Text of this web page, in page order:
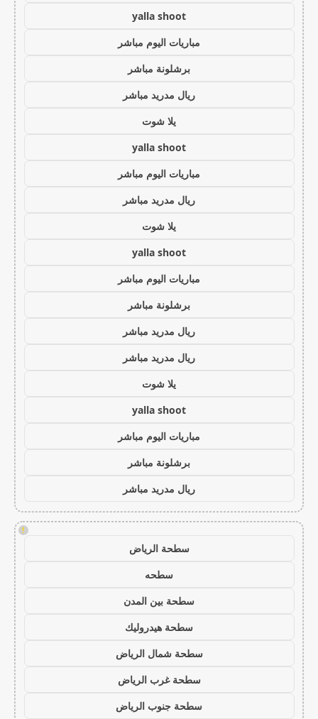
yalla shoot
مباريات اليوم مباشر
برشلونة مباشر
ريال مدريد مباشر
يلا شوت
yalla shoot
مباريات اليوم مباشر
ريال مدريد مباشر
يلا شوت
yalla shoot
مباريات اليوم مباشر
برشلونة مباشر
ريال مدريد مباشر
ريال مدريد مباشر
يلا شوت
yalla shoot
مباريات اليوم مباشر
برشلونة مباشر
ريال مدريد مباشر
!
سطحة الرياض
سطحه
سطحة بين المدن
سطحة هيدروليك
سطحة شمال الرياض
سطحة غرب الرياض
سطحة جنوب الرياض